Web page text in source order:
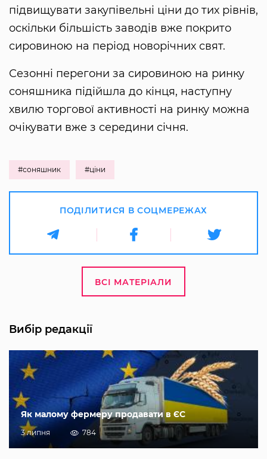
підвищувати закупівельні ціни до тих рівнів,
оскільки більшість заводів вже покрито
сировиною на період новорічних свят.
Сезонні перегони за сировиною на ринку
соняшника підійшла до кінця, наступну
хвилю торгової активності на ринку можна
очікувати вже з середини січня.
#соняшник #ціни
ПОДІЛИТИСЯ В СОЦМЕРЕЖАХ
ВСІ МАТЕРІАЛИ
Вибір редакції
Як малому фермеру продавати в ЄС
3 липня 784